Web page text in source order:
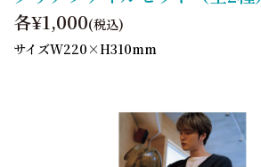
各¥1,000(税込)
サイズW220×H310mm